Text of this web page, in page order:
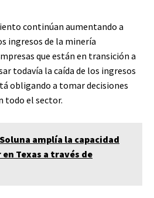
continúan aumentando a
ingresos de la minería
que están en transición a
todavía la caída de los ingresos
obligando a tomar decisiones
todo el sector.
amplía la capacidad
Texas a través de